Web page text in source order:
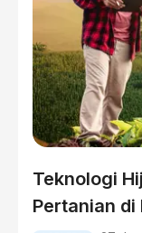
Teknologi
Pertanian di